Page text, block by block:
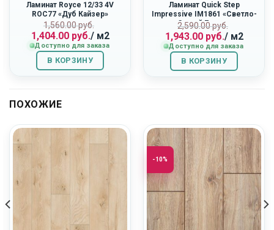
Ламинат Royce 12/33 4V
ROC77 «Дуб Кайзер»
1,560.00руб.
Первоначальная
цена
составляла
1,560.00
руб..
1,404.00руб.
Текущая
цена:
1,404.00
руб..
/ м2
Доступно для заказа
В КОРЗИНУ
Ламинат Quick Step
Impressive IM1861 «Светло-
Серый Бетон»
2,590.00руб.
цена
составляла
2,590.00
руб..
1,943.00руб.
Текущая
цена:
1,943.00
руб..
/ м2
Доступно для заказа
В КОРЗИНУ
ПОХОЖИЕ
-10%